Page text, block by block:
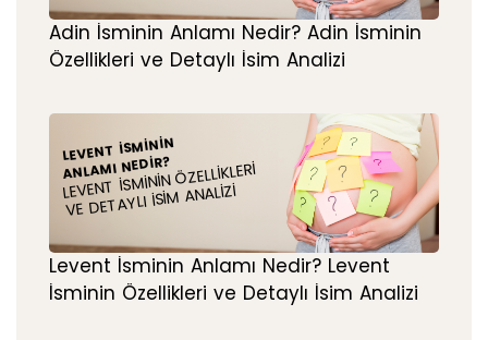
Adin İsminin Anlamı Nedir? Adin İsminin
Özellikleri ve Detaylı İsim Analizi
LEVENT İSMININ
ANLAMI NEDIR?
LEVENT İSMININ ÖZELLIKLERI
VE DETAYLI İSIM ANALIZI
Levent İsminin Anlamı Nedir? Levent
İsminin Özellikleri ve Detaylı İsim Analizi